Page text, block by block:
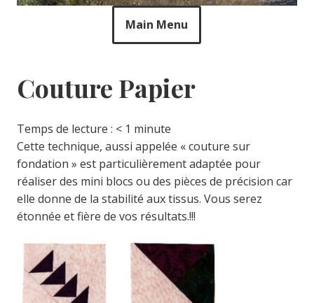
Main Menu
Couture Papier
Temps de lecture : < 1 minute
Cette technique, aussi appelée « couture sur
fondation » est particulièrement adaptée pour
réaliser des mini blocs ou des pièces de précision car
elle donne de la stabilité aux tissus. Vous serez
étonnée et fière de vos résultats.!!!